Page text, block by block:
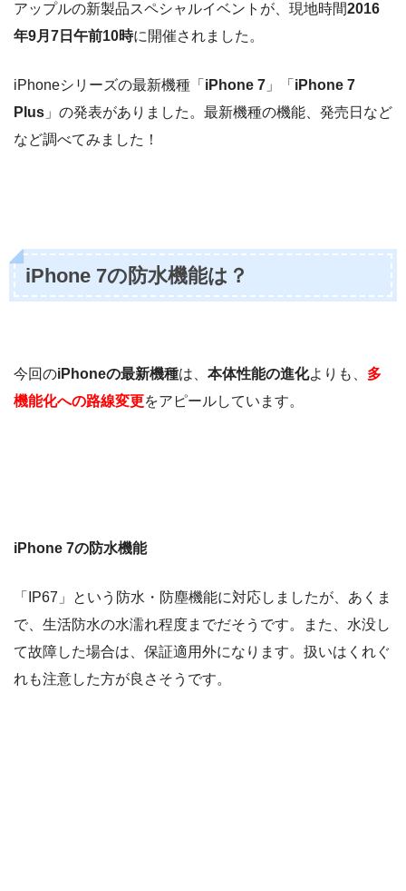
アップルの新製品スペシャルイベントが、現地時間2016
年9月7日午前10時に開催されました。
iPhoneシリーズの最新機種「 iPhone 7 」「 iPhone 7
Plus 」の発表がありました。最新機種の機能、発売日など
など調べてみました！
iPhone 7の防水機能は？
今回のiPhoneの最新機種は、 本体性能の進化よりも、 多
機能化への路線変更をアピールしています。
iPhone 7の防水機能
「IP67」という防水・防塵機能に対応しましたが、あくま
で、生活防水の水濡れ程度までだそうです。また、水没し
て故障した場合は、保証適用外になります。扱いはくれぐ
れも注意した方が良さそうです。